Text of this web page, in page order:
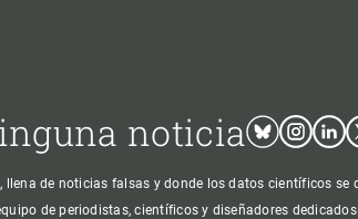
noticiaBlueskyInstagram
de noticias falsas y donde los datos científicos se
de periodistas, científicos y diseñadores